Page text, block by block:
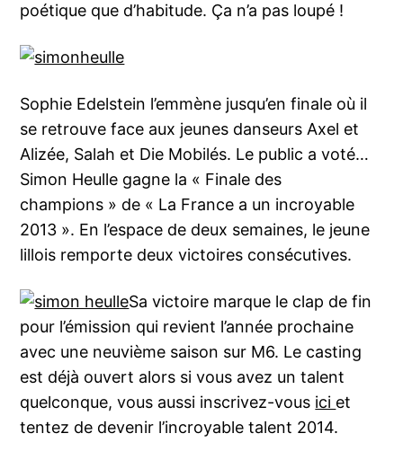
poétique que d’habitude. Ça n’a pas loupé !
Sophie Edelstein l’emmène jusqu’en finale où il
se retrouve face aux jeunes danseurs Axel et
Alizée, Salah et Die Mobilés. Le public a voté…
Simon Heulle gagne la « Finale des
champions » de « La France a un incroyable
2013 ». En l’espace de deux semaines, le jeune
lillois remporte deux victoires consécutives.
Sa victoire marque le clap de fin
pour l’émission qui revient l’année prochaine
avec une neuvième saison sur M6. Le casting
est déjà ouvert alors si vous avez un talent
quelconque, vous aussi inscrivez-vous ici et
tentez de devenir l’incroyable talent 2014.